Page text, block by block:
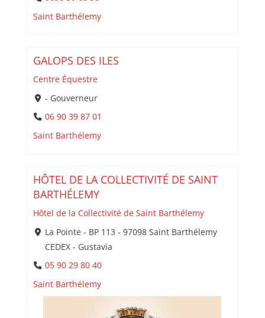
Saint Barthélemy
GALOPS DES ILES
Centre Équestre
- Gouverneur
06 90 39 87 01
Saint Barthélemy
HÔTEL DE LA COLLECTIVITÉ DE SAINT
BARTHÉLEMY
Hôtel de la Collectivité de Saint Barthélemy
La Pointe - BP 113 - 97098 Saint Barthélemy
CEDEX - Gustavia
05 90 29 80 40
Saint Barthélemy